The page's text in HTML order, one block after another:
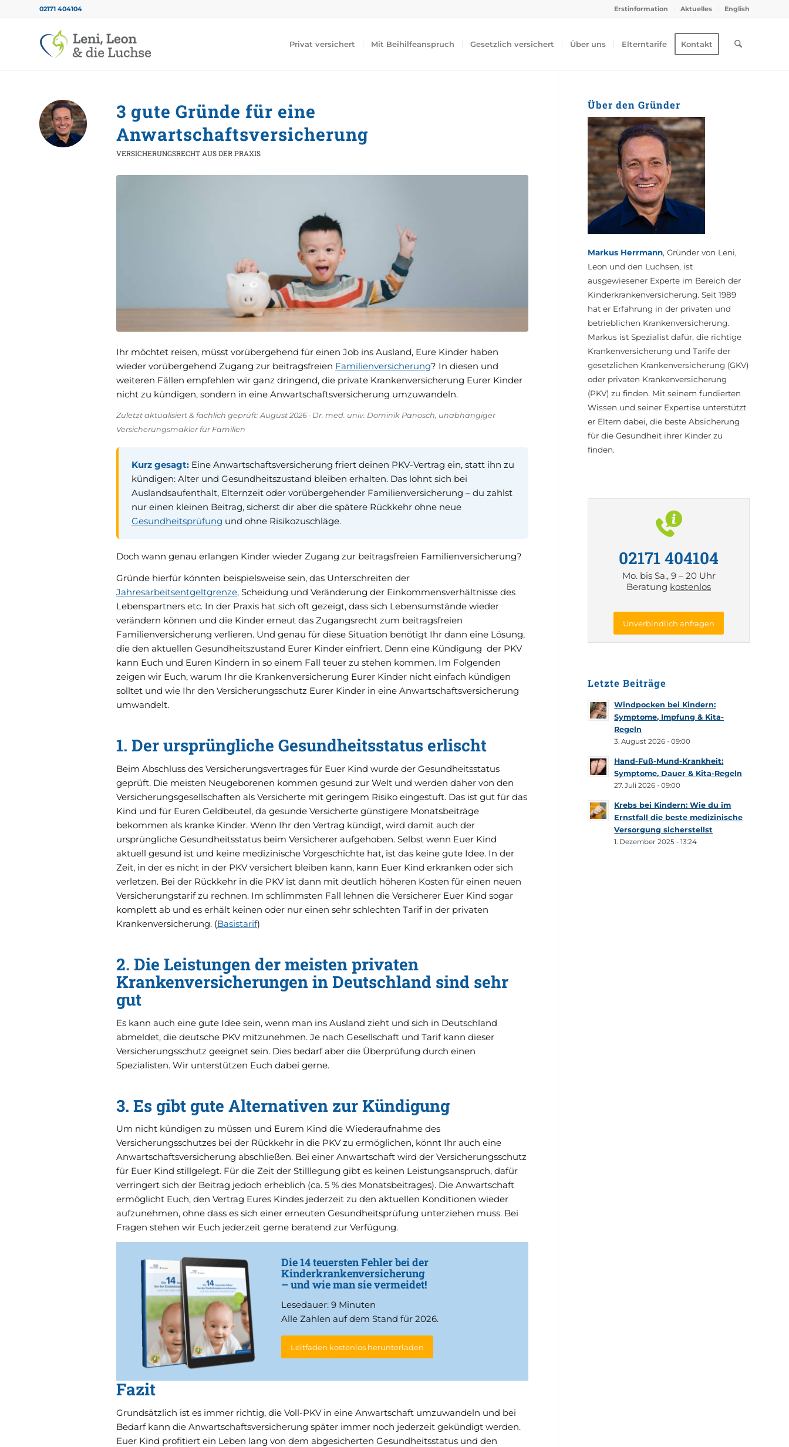
Erstinformation Aktuelles English
02171 404104
Privat versichert Mit Beihilfeanspruch Gesetzlich versichert Über uns Elterntarife Kontakt
3 gute Gründe für eine
Anwartschaftsversicherung
VERSICHERUNGSRECHT AUS DER PRAXIS
Ihr möchtet reisen, müsst vorübergehend für einen Job ins Ausland, Eure Kinder haben
wieder vorübergehend Zugang zur beitragsfreien Familienversicherung? In diesen und
weiteren Fällen empfehlen wir ganz dringend, die private Krankenversicherung Eurer Kinder
nicht zu kündigen, sondern in eine Anwartschaftsversicherung umzuwandeln.
Zuletzt aktualisiert & fachlich geprüft: August 2026 · Dr. med. univ. Dominik Panosch, unabhängiger
Versicherungsmakler für Familien
Kurz gesagt: Eine Anwartschaftsversicherung friert deinen PKV-Vertrag ein, statt ihn zu
kündigen: Alter und Gesundheitszustand bleiben erhalten. Das lohnt sich bei
Auslandsaufenthalt, Elternzeit oder vorübergehender Familienversicherung – du zahlst
nur einen kleinen Beitrag, sicherst dir aber die spätere Rückkehr ohne neue
Gesundheitsprüfung und ohne Risikozuschläge.
Doch wann genau erlangen Kinder wieder Zugang zur beitragsfreien Familienversicherung?
Gründe hierfür könnten beispielsweise sein, das Unterschreiten der
Jahresarbeitsentgeltgrenze, Scheidung und Veränderung der Einkommensverhältnisse des
Lebenspartners etc. In der Praxis hat sich oft gezeigt, dass sich Lebensumstände wieder
verändern können und die Kinder erneut das Zugangsrecht zum beitragsfreien
Familienversicherung verlieren. Und genau für diese Situation benötigt Ihr dann eine Lösung,
die den aktuellen Gesundheitszustand Eurer Kinder einfriert. Denn eine Kündigung der PKV
kann Euch und Euren Kindern in so einem Fall teuer zu stehen kommen. Im Folgenden
zeigen wir Euch, warum Ihr die Krankenversicherung Eurer Kinder nicht einfach kündigen
solltet und wie Ihr den Versicherungsschutz Eurer Kinder in eine Anwartschaftsversicherung
umwandelt.
1. Der ursprüngliche Gesundheitsstatus erlischt
Beim Abschluss des Versicherungsvertrages für Euer Kind wurde der Gesundheitsstatus
geprüft. Die meisten Neugeborenen kommen gesund zur Welt und werden daher von den
Versicherungsgesellschaften als Versicherte mit geringem Risiko eingestuft. Das ist gut für das
Kind und für Euren Geldbeutel, da gesunde Versicherte günstigere Monatsbeiträge
bekommen als kranke Kinder. Wenn Ihr den Vertrag kündigt, wird damit auch der
ursprüngliche Gesundheitsstatus beim Versicherer aufgehoben. Selbst wenn Euer Kind
aktuell gesund ist und keine medizinische Vorgeschichte hat, ist das keine gute Idee. In der
Zeit, in der es nicht in der PKV versichert bleiben kann, kann Euer Kind erkranken oder sich
verletzen. Bei der Rückkehr in die PKV ist dann mit deutlich höheren Kosten für einen neuen
Versicherungstarif zu rechnen. Im schlimmsten Fall lehnen die Versicherer Euer Kind sogar
komplett ab und es erhält keinen oder nur einen sehr schlechten Tarif in der privaten
Krankenversicherung. (Basistarif)
2. Die Leistungen der meisten privaten
Krankenversicherungen in Deutschland sind sehr
gut
Es kann auch eine gute Idee sein, wenn man ins Ausland zieht und sich in Deutschland
abmeldet, die deutsche PKV mitzunehmen. Je nach Gesellschaft und Tarif kann dieser
Versicherungsschutz geeignet sein. Dies bedarf aber die Überprüfung durch einen
Spezialisten. Wir unterstützen Euch dabei gerne.
3. Es gibt gute Alternativen zur Kündigung
Um nicht kündigen zu müssen und Eurem Kind die Wiederaufnahme des
Versicherungsschutzes bei der Rückkehr in die PKV zu ermöglichen, könnt Ihr auch eine
Anwartschaftsversicherung abschließen. Bei einer Anwartschaft wird der Versicherungsschutz
für Euer Kind stillgelegt. Für die Zeit der Stilllegung gibt es keinen Leistungsanspruch, dafür
verringert sich der Beitrag jedoch erheblich (ca. 5 % des Monatsbeitrages). Die Anwartschaft
ermöglicht Euch, den Vertrag Eures Kindes jederzeit zu den aktuellen Konditionen wieder
aufzunehmen, ohne dass es sich einer erneuten Gesundheitsprüfung unterziehen muss. Bei
Fragen stehen wir Euch jederzeit gerne beratend zur Verfügung.
Die 14 teuersten Fehler bei der
Kinderkrankenversicherung
– und wie man sie vermeidet!
Lesedauer: 9 Minuten
Alle Zahlen auf dem Stand für 2026.
Leitfaden kostenlos herunterladen
Fazit
Grundsätzlich ist es immer richtig, die Voll-PKV in eine Anwartschaft umzuwandeln und bei
Bedarf kann die Anwartschaftsversicherung später immer noch jederzeit gekündigt werden.
Euer Kind profitiert ein Leben lang von dem abgesicherten Gesundheitsstatus und den
Über den Gründer
Markus Herrmann, Gründer von Leni,
Leon und den Luchsen, ist
ausgewiesener Experte im Bereich der
Kinderkrankenversicherung. Seit 1989
hat er Erfahrung in der privaten und
betrieblichen Krankenversicherung.
Markus ist Spezialist dafür, die richtige
Krankenversicherung und Tarife der
gesetzlichen Krankenversicherung (GKV)
oder privaten Krankenversicherung
(PKV) zu finden. Mit seinem fundierten
Wissen und seiner Expertise unterstützt
er Eltern dabei, die beste Absicherung
für die Gesundheit ihrer Kinder zu
finden.
02171 404104
Mo. bis Sa., 9 – 20 Uhr
Beratung kostenlos
Unverbindlich anfragen
Letzte Beiträge
Windpocken bei Kindern:
Symptome, Impfung & Kita-
Regeln
3. August 2026 - 09:00
Hand-Fuß-Mund-Krankheit:
Symptome, Dauer & Kita-Regeln
27. Juli 2026 - 09:00
Krebs bei Kindern: Wie du im
Ernstfall die beste medizinische
Versorgung sicherstellst
1. Dezember 2025 - 13:24